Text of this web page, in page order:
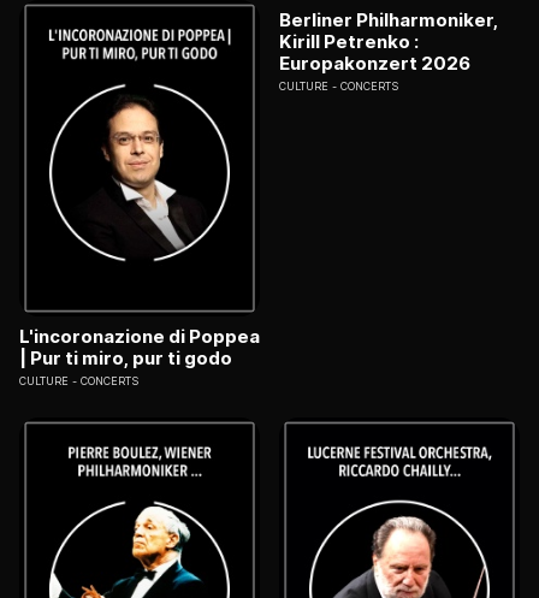
L'incoronazione di Poppea
| Pur ti miro, pur ti godo
CULTURE CONCERTS
Berliner Philharmoniker,
Kirill Petrenko :
Europakonzert 2026
CULTURE CONCERTS